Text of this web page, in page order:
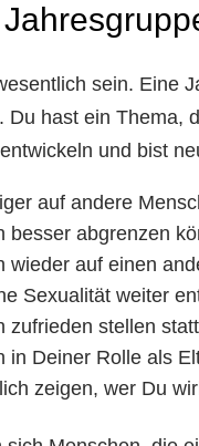
sein. Eine
Du hast ein Thema,
und bist
auf andere
besser abgrenzen
wieder auf einen
Sexualität weiter
zufrieden stellen
in Deiner Rolle als
zeigen, wer Du